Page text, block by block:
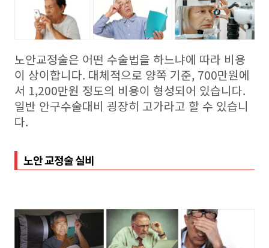
노안교정술은 어떤 수술법을 하느냐에 따라 비용
이 상이합니다. 대체적으로 양쪽 기준, 700만원에
서 1,200만원 정도의 비용이 형성되어 있습니다.
일반 안구수술대비 굉장히 고가라고 할 수 있습니
다.
노안 교정술 실비